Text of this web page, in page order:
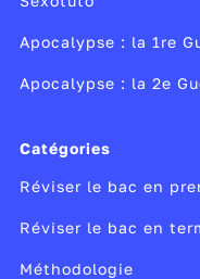
stages de remise à
en cas de
Apocalypse : la 1re
Apocalypse : la 2e
Catégories
Réviser le bac en
Réviser le bac en
Méthodologie